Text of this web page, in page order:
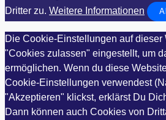
Dritter zu. Weitere Informationen
Die Cookie-Einstellungen auf dieser
"Cookies zulassen" eingestellt, um
ermöglichen. Wenn du diese
Cookie-Einstellungen verwendest
"Akzeptieren" klickst, erklärst Du
Dann können auch Cookies von